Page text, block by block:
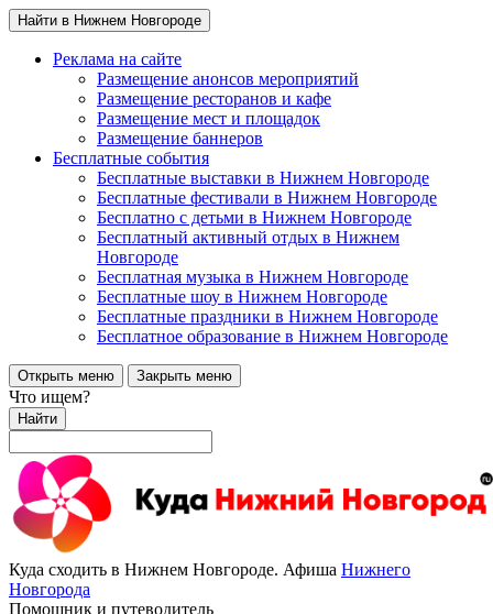
Найти в Нижнем Новгороде
Реклама на сайте
Размещение анонсов мероприятий
Размещение ресторанов и кафе
Размещение мест и площадок
Размещение баннеров
Бесплатные события
Бесплатные выставки в Нижнем Новгороде
Бесплатные фестивали в Нижнем Новгороде
Бесплатно с детьми в Нижнем Новгороде
Бесплатный активный отдых в Нижнем
Новгороде
Бесплатная музыка в Нижнем Новгороде
Бесплатные шоу в Нижнем Новгороде
Бесплатные праздники в Нижнем Новгороде
Бесплатное образование в Нижнем Новгороде
Открыть меню Закрыть меню
Что ищем?
Найти
Куда сходить в Нижнем Новгороде. Афиша Нижнего
Новгорода
Помощник и путеводитель